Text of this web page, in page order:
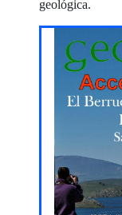
geológica.